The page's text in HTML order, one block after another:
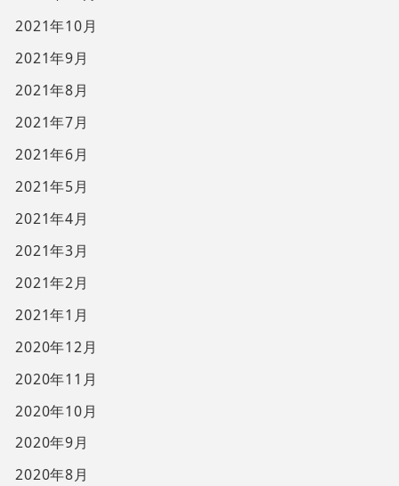
2021年10月
2021年9月
2021年8月
2021年7月
2021年6月
2021年5月
2021年4月
2021年3月
2021年2月
2021年1月
2020年12月
2020年11月
2020年10月
2020年9月
2020年8月